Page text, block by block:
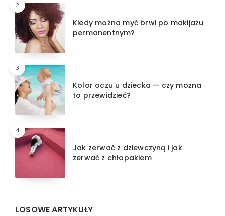
2
Kiedy można myć brwi po makijażu
permanentnym?
3
Kolor oczu u dziecka — czy można
to przewidzieć?
4
Jak zerwać z dziewczyną i jak
zerwać z chłopakiem
LOSOWE ARTYKUŁY